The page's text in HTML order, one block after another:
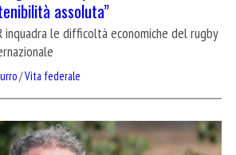
assoluta”
inquadra le difficoltà economiche del rugby
/Vita federale